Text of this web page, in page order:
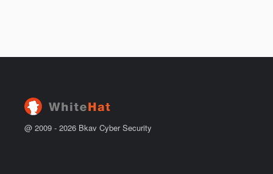
@ 2009 - 2026 Bkav Cyber Security